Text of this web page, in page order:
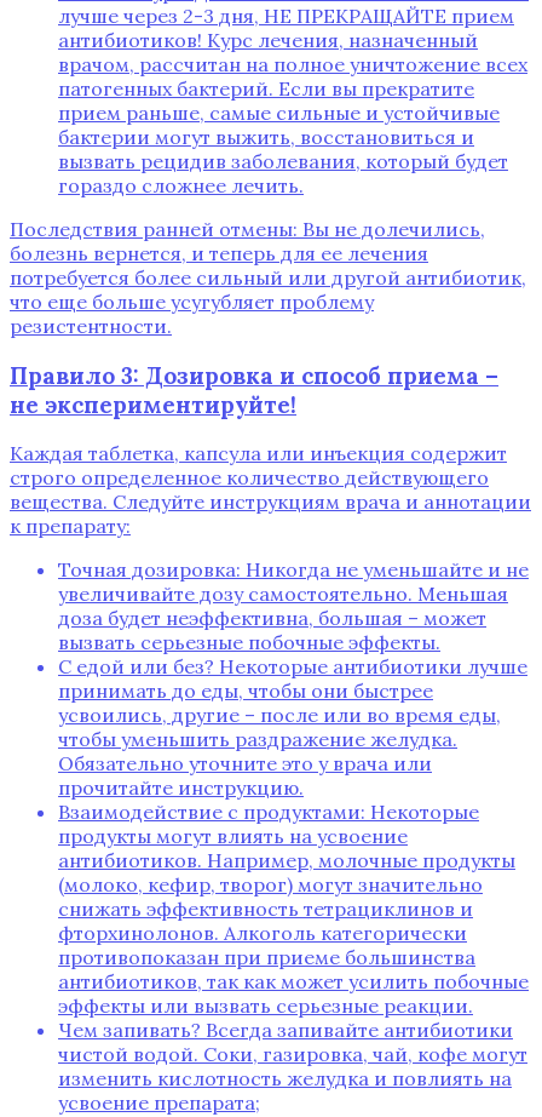
лучше через 2-3 дня‚ НЕ ПРЕКРАЩАЙТЕ прием
антибиотиков! Курс лечения‚ назначенный
врачом‚ рассчитан на полное уничтожение всех
патогенных бактерий. Если вы прекратите
прием раньше‚ самые сильные и устойчивые
бактерии могут выжить‚ восстановиться и
вызвать рецидив заболевания‚ который будет
гораздо сложнее лечить.
Последствия ранней отмены: Вы не долечились‚
болезнь вернется‚ и теперь для ее лечения
потребуется более сильный или другой антибиотик‚
что еще больше усугубляет проблему
резистентности.
Правило 3: Дозировка и способ приема –
не экспериментируйте!
Каждая таблетка‚ капсула или инъекция содержит
строго определенное количество действующего
вещества. Следуйте инструкциям врача и аннотации
к препарату:
Точная дозировка: Никогда не уменьшайте и не
увеличивайте дозу самостоятельно. Меньшая
доза будет неэффективна‚ большая – может
вызвать серьезные побочные эффекты.
С едой или без? Некоторые антибиотики лучше
принимать до еды‚ чтобы они быстрее
усвоились‚ другие – после или во время еды‚
чтобы уменьшить раздражение желудка.
Обязательно уточните это у врача или
прочитайте инструкцию.
Взаимодействие с продуктами: Некоторые
продукты могут влиять на усвоение
антибиотиков. Например‚ молочные продукты
(молоко‚ кефир‚ творог) могут значительно
снижать эффективность тетрациклинов и
фторхинолонов. Алкоголь категорически
противопоказан при приеме большинства
антибиотиков‚ так как может усилить побочные
эффекты или вызвать серьезные реакции.
Чем запивать? Всегда запивайте антибиотики
чистой водой. Соки‚ газировка‚ чай‚ кофе могут
изменить кислотность желудка и повлиять на
усвоение препарата;